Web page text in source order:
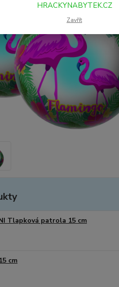
Tlapková patrola 15 cm
cm
HRACKYNABYTEK.CZ
Zavřít